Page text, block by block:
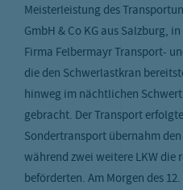
Meisterleistung des
GmbH & Co KG aus Salzburg,
Firma Felbermayr Transport-
die den Schwerlastkran
hinweg im nächtlichen
gebracht. Der Transport
Sondertransport übernahm
während zwei weitere LKW die
beförderten. Am Morgen des